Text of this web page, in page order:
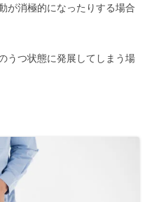
が消極的になったりする場合
うつ状態に発展してしまう場